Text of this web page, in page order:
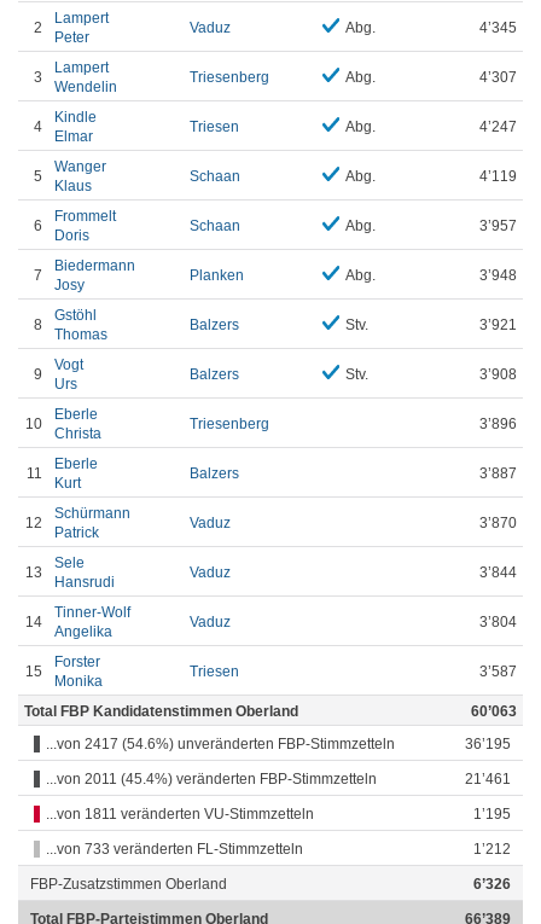
2
Lampert
Peter
Vaduz Abg. 4’345
3
Lampert
Wendelin
Triesenberg Abg. 4’307
4
Kindle
Elmar
Triesen Abg. 4’247
5
Wanger
Klaus
Schaan Abg. 4’119
6
Frommelt
Doris
Schaan Abg. 3’957
7
Biedermann
Josy
Planken Abg. 3’948
8
Gstöhl
Thomas
Balzers Stv. 3’921
9
Vogt
Urs
Balzers Stv. 3’908
10
Eberle
Christa
Triesenberg 3’896
11
Eberle
Kurt
Balzers 3’887
12
Schürmann
Patrick
Vaduz 3’870
13
Sele
Hansrudi
Vaduz 3’844
14
Tinner-Wolf
Angelika
Vaduz 3’804
15
Forster
Monika
Triesen 3’587
Total FBP Kandidatenstimmen Oberland
60’063
...von 2417 (54.6%) unveränderten FBP-Stimmzetteln
36’195
...von 2011 (45.4%) veränderten FBP-Stimmzetteln 21’461
...von 1811 veränderten VU-Stimmzetteln 1’195
...von 733 veränderten FL-Stimmzetteln 1’212
FBP-Zusatzstimmen Oberland 6’326
Total FBP-Parteistimmen Oberland 66’389